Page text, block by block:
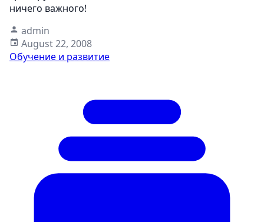
ничего важного!
admin
August 22, 2008
Обучение и развитие